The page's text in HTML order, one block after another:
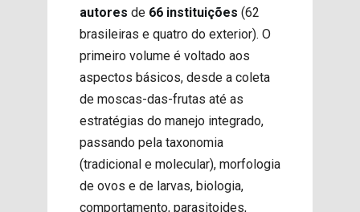
autores de 66 instituições (62
brasileiras e quatro do exterior). O
primeiro volume é voltado aos
aspectos básicos, desde a coleta
de moscas-das-frutas até as
estratégias do manejo integrado,
passando pela taxonomia
(tradicional e molecular), morfologia
de ovos e de larvas, biologia,
comportamento, parasitoides,